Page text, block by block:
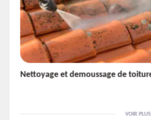
Etanchéité toiture 33
VOIR PLUS